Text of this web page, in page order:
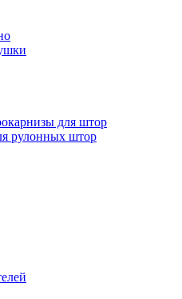
для штор
рулонных штор